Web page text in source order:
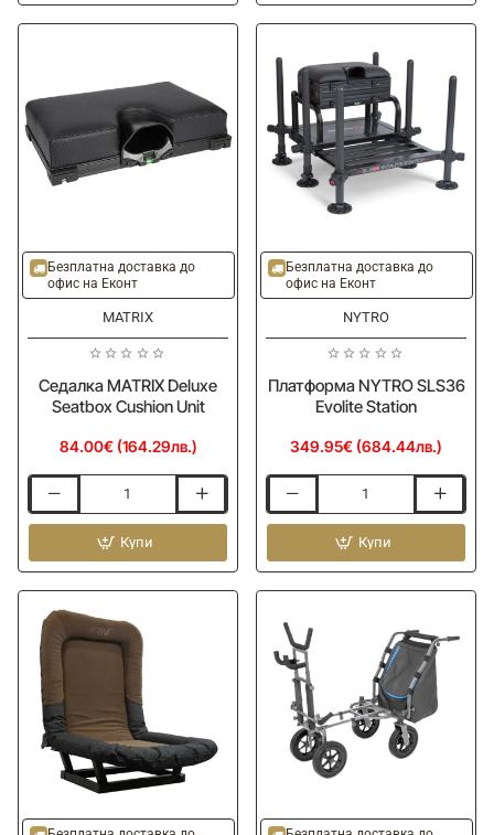
RIVE
Knob
Seamless
Cushion
F2
Безплатна доставка до
офис на Еконт
MATRIX
Седалка MATRIX Deluxe
Seatbox Cushion Unit
84.00€ (164.29лв.)
MATRIX
Seatbox
Cushion
Unit
Купи
Безплатна доставка до
офис на Еконт
NYTRO
Платформа NYTRO SLS36
Evolite Station
349.95€ (684.44лв.)
NYTRO
Evolite
Station
Купи